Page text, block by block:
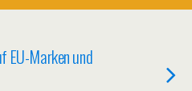
EU-Marken und